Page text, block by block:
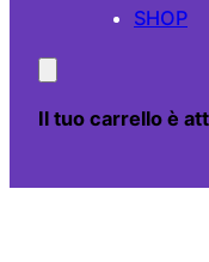
SHOP
Il tuo carrello è